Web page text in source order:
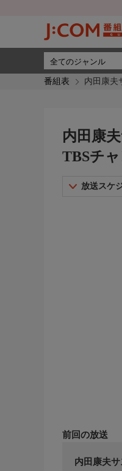
番組表 内田康夫
内田康
TBSチ
放送スケ
前回の放送
内田康夫